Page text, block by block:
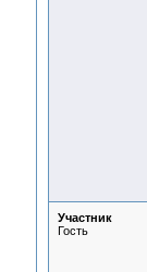
Участник
Гость